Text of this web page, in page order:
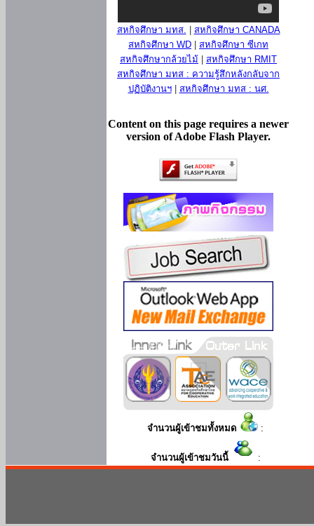
สหกิจศึกษา มทส.
สหกิจศึกษา CANADA
สหกิจศึกษา WD
สหกิจศึกษา ซีเกท
สหกิจศึกษากล้วยไม้
สหกิจศึกษา RMIT
สหกิจศึกษา มทส : ความรู้สึกหลังกลับจาก
ปฏิบัติงานฯ| สหกิจศึกษา มทส : นศ.
Content on this page requires a newer
version of Adobe Flash Player.
จำนวนผู้เข้าชมทั้งหมด :
จำนวนผู้เข้าชมวันนี้ :